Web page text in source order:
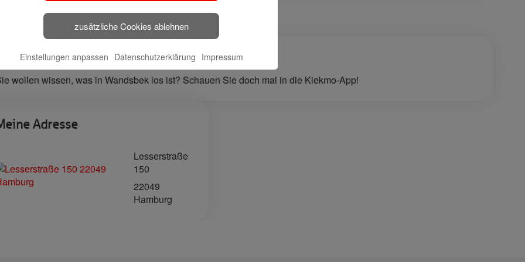
Tipp für Sie in der Region…
wollen wissen, was in Wandsbek los ist? Schauen Sie doch mal in die Kiekmo-App!
Media
Adresse
Lesserstraße
150
22049
Hamburg
zusätzliche Cookies ablehnen
Einstellungen anpassen Datenschutzerklärung Impressum